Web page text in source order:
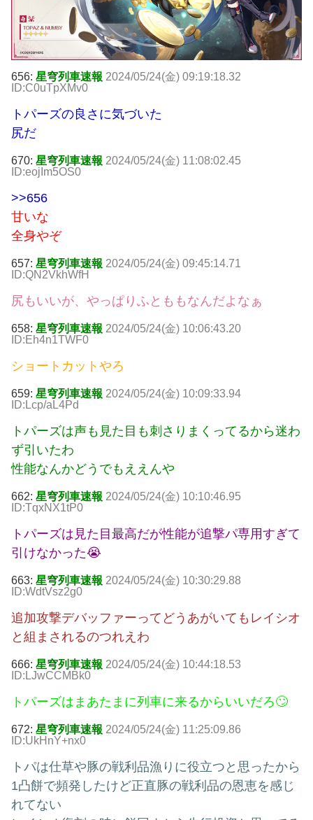
656: 星穹列車速報 2024/05/24(金) 09:19:18.32
ID:C0uTpXMv0
トパーズの良さに気づいた
尻だ
670: 星穹列車速報 2024/05/24(金) 11:08:02.45
ID:eojIm5OS0
>>656
甘いな
全身やぞ
657: 星穹列車速報 2024/05/24(金) 09:45:14.71
ID:QN2VkhWfH
尻もいいが、やっぱりふとももなんだよなぁ
658: 星穹列車速報 2024/05/24(金) 10:06:43.20
ID:Eh4n1TWF0
ショートカットやろ
659: 星穹列車速報 2024/05/24(金) 10:09:33.94
ID:Lcp/aL4Pd
トパーズは声も見た目も刺さりまくってるから迷わ
ず引いたわ
性能なんかどうでもええんや
662: 星穹列車速報 2024/05/24(金) 10:10:46.95
ID:TqxNX1tP0
トパーズは見た目最高だが性能が追撃パ専用すぎて
引けなかった😭
663: 星穹列車速報 2024/05/24(金) 10:30:29.88
ID:WdtVsz2g0
追加攻撃デバッファーってどうあがいてもレイシオ
と組まされるのつれえわ
666: 星穹列車速報 2024/05/24(金) 10:44:18.53
ID:LJwCCMBk0
トパーズはまあたまに列車に来るからいいだろ🙄
672: 星穹列車速報 2024/05/24(金) 11:25:09.86
ID:UkHnY+nx0
トパは仕草や豚の戦利品漁りに役立つと思ったから
1凸餅で頻発したけど正直豚の戦利品の恩恵を感じ
れてない